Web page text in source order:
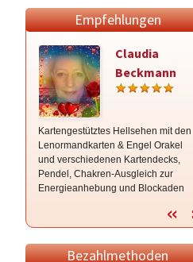
Empfehlungen
Claudia
Beckmann
Kartengestütztes Hellsehen mit den
Lenormandkarten & Engel Orakel
und verschiedenen Kartendecks,
Pendel, Chakren-Ausgleich zur
Energieanhebung und Blockaden
Bezahlmethoden